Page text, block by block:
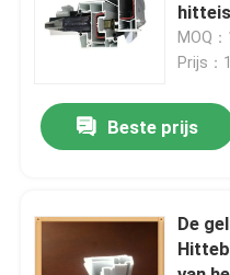
Contacteer ons
Verzoek om een Citaat
UPVC-Vensterprofielen
MOQ
Prijs：
Beste prijs
De